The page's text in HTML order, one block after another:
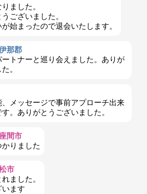
ました。
ございました。
始まったので退会いたします。
那郡
トナーと巡り会えました。ありが
。
メッセージで事前アプローチ出来
。ありがとうございました。
間市
りました
市
ました。
います